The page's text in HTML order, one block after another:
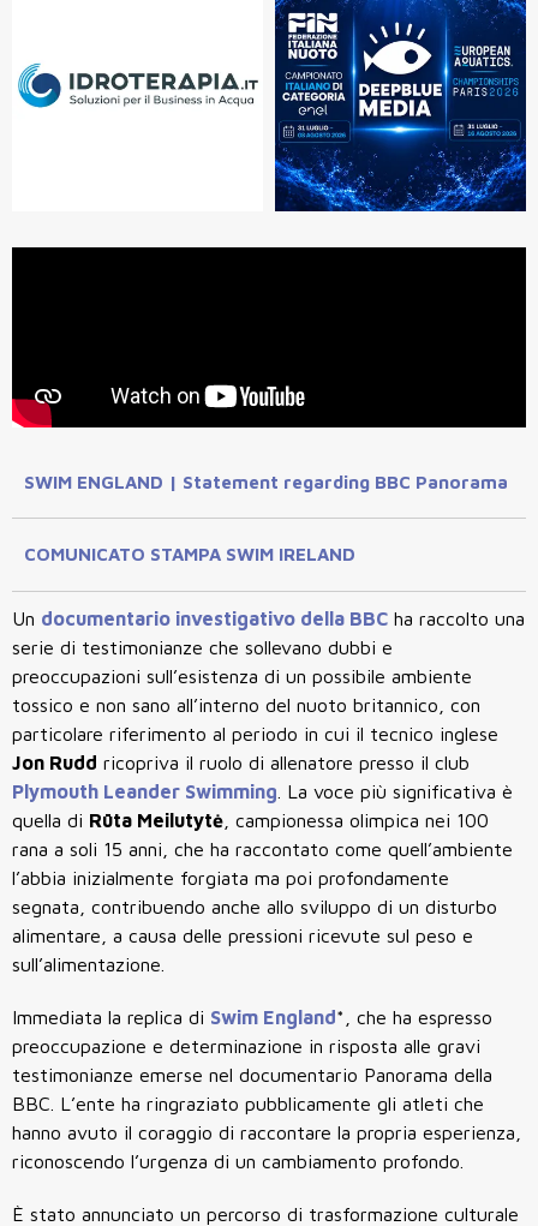
SWIM ENGLAND | Statement regarding BBC Panorama
COMUNICATO STAMPA SWIM IRELAND
Un documentario investigativo della BBC ha raccolto una
serie di testimonianze che sollevano dubbi e
preoccupazioni sull’esistenza di un possibile ambiente
tossico e non sano all’interno del nuoto britannico, con
particolare riferimento al periodo in cui il tecnico inglese
Jon Rudd ricopriva il ruolo di allenatore presso il club
Plymouth Leander Swimming La voce più significativa è
quella di Rūta Meilutytė , campionessa olimpica nei 100
rana a soli 15 anni, che ha raccontato come quell’ambiente
l’abbia inizialmente forgiata ma poi profondamente
segnata, contribuendo anche allo sviluppo di un disturbo
alimentare, a causa delle pressioni ricevute sul peso e
sull’alimentazione.
Immediata la replica di Swim England*, che ha espresso
preoccupazione e determinazione in risposta alle gravi
testimonianze emerse nel documentario Panorama della
BBC. L’ente ha ringraziato pubblicamente gli atleti che
hanno avuto il coraggio di raccontare la propria esperienza,
riconoscendo l’urgenza di un cambiamento profondo.
È stato annunciato un percorso di trasformazione culturale